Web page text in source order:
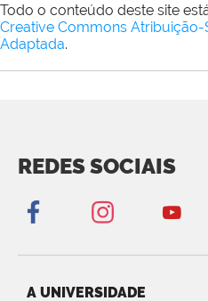
Todo o conteúdo deste site
Creative Commons Atribuição-
Adaptada.
REDES SOCIAIS
A UNIVERSIDADE